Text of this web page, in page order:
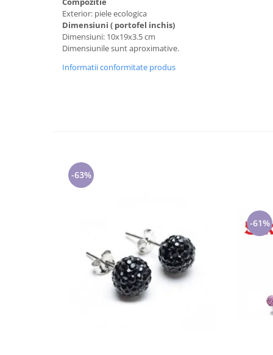
Cadouri Pensionare
Cadouri Colegi, sefi sau angajati
Cadouri pentru Doctori
Exterior: piele ecologica
Dimensiuni ( portofel inchis)
Dimensiuni: 10x19x3.5 cm
Dimensiunile sunt aproximative.
Informatii conformitate produs
-63%
-61%